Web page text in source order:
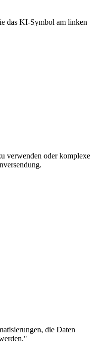
das KI-Symbol am linken
verwenden oder komplexe
die Daten